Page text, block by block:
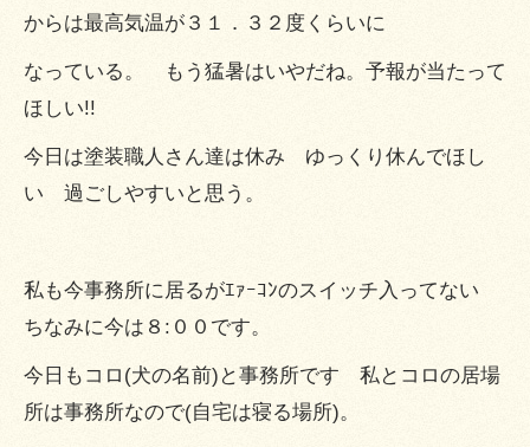
からは最高気温が３１．３２度くらいに
なっている。 もう猛暑はいやだね。予報が当たって
ほしい!!
今日は塗装職人さん達は休み ゆっくり休んでほし
い 過ごしやすいと思う。
私も今事務所に居るがｴｧｰｺﾝのスイッチ入ってない
ちなみに今は８:００です。
今日もコロ(犬の名前)と事務所です 私とコロの居場
所は事務所なので(自宅は寝る場所)。